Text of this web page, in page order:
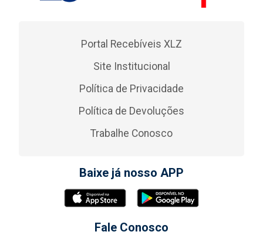
Portal Recebíveis XLZ
Site Institucional
Política de Privacidade
Política de Devoluções
Trabalhe Conosco
Baixe já nosso APP
Fale Conosco